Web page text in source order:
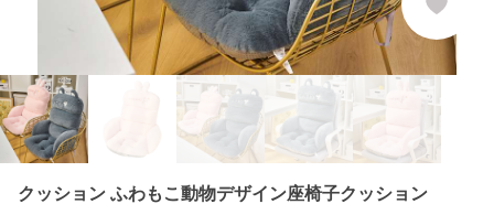
クッション ふわもこ動物デザイン座椅子クッション